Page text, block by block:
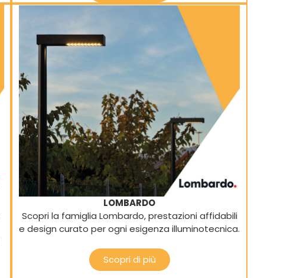
LOMBARDO
Scopri la famiglia Lombardo, prestazioni affidabili
e design curato per ogni esigenza illuminotecnica.
Scopri di più